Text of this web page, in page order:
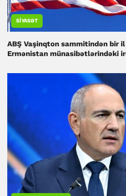
SIYASƏT
ABŞ Vaşinqton sammitindən bir
Ermənistan münasibətlərindəki